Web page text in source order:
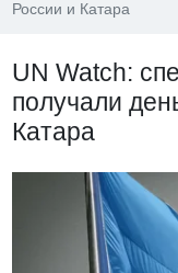
России и Катара
UN Watch:
получали
Катара